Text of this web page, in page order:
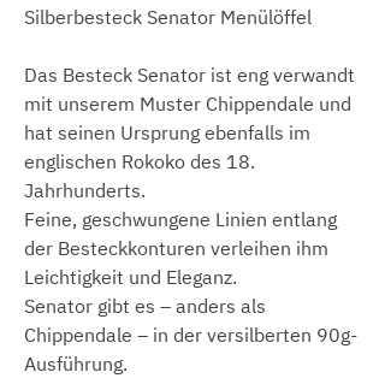
Silberbesteck Senator Menülöffel
Das Besteck Senator ist eng verwandt
mit unserem Muster Chippendale und
hat seinen Ursprung ebenfalls im
englischen Rokoko des 18.
Jahrhunderts.
Feine, geschwungene Linien entlang
der Besteckkonturen verleihen ihm
Leichtigkeit und Eleganz.
Senator gibt es – anders als
Chippendale – in der versilberten 90g-
Ausführung.